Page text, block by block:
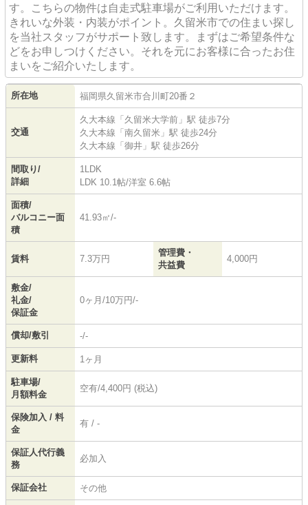
す。こちらの物件は自走式駐車場がご利用いただけます。
きれいな外装・内装がポイント。久留米市での住まい探し
を当社スタッフがサポート致します。まずはご希望条件な
どをお申しつけください。それを元にお客様に合ったお住
まいをご紹介いたします。
所在地 福岡県久留米市合川町20番２
交通
久大本線 「久留米大学前 」駅 徒歩7分
久大本線 「南久留米 」駅 徒歩24分
久大本線 「御井 」駅 徒歩26分
間取り/
詳細
1LDK
LDK 10.1帖/洋室 6.6帖
面積/
バルコニー面
積
41.93㎡/-
賃料 7.3万円
管理費・
共益費
4,000円
敷金/
礼金/
保証金
0ヶ月/10万円/-
償却/敷引 -/-
更新料 1ヶ月
駐車場/
月額料金
空有/4,400円 (税込)
保険加入 / 料
金
有 / -
保証人代行義
務
必加入
保証会社 その他